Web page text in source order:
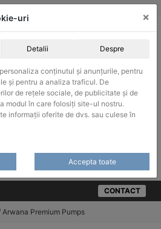
si in sistemul SEAP / SICAP
CONTACT
Arwana Premium Pumps
uri ×
Detalii Despre
conținutul și anunțurile, pentru
și pentru a analiza traficul. De
de rețele sociale, de publicitate și de
modul în care folosiți site-ul nostru.
informații oferite de dvs. sau culese în
Accepta toate